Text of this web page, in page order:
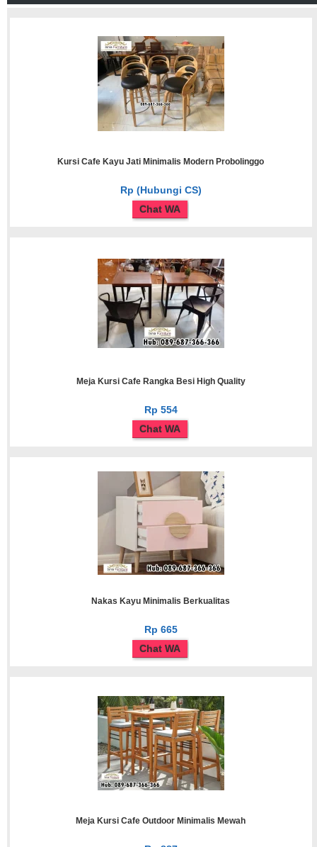
Kursi Cafe Kayu Jati Minimalis Modern Probolinggo
Rp (Hubungi CS)
Chat WA
Meja Kursi Cafe Rangka Besi High Quality
Rp 554
Chat WA
Nakas Kayu Minimalis Berkualitas
Rp 665
Chat WA
Meja Kursi Cafe Outdoor Minimalis Mewah